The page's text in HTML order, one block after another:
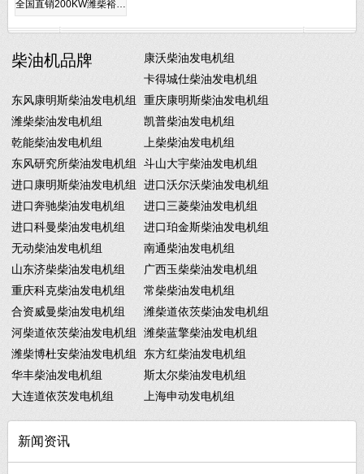
全国直销200KW潍柴裕…
柴油机品牌
康沃柴油发电机组
卡得城仕柴油发电机组
东风康明斯柴油发电机组
重庆康明斯柴油发电机组
潍柴柴油发电机组
凯普柴油发电机组
乾能柴油发电机组
上柴柴油发电机组
东风研究所柴油发电机组
斗山大宇柴油发电机组
进口康明斯柴油发电机组
进口沃尔沃柴油发电机组
进口奔驰柴油发电机组
进口三菱柴油发电机组
进口科曼柴油发电机组
进口珀金斯柴油发电机组
无动柴油发电机组
南通柴油发电机组
山东济柴柴油发电机组
广西玉柴柴油发电机组
重庆科克柴油发电机组
常柴柴油发电机组
合资威曼柴油发电机组
潍柴道依茨柴油发电机组
河柴道依茨柴油发电机组
潍柴蓝擎柴油发电机组
潍柴博杜安柴油发电机组
东方红柴油发电机组
华丰柴油发电机组
斯太尔柴油发电机组
大连道依茨发电机组
上海申动发电机组
新闻资讯